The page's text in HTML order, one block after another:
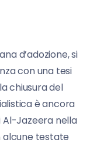
d’adozione, si
con una tesi
chiusura del
è ancora
Al-Jazeera nella
alcune testate